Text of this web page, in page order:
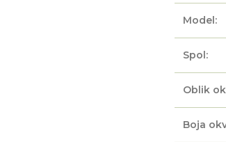
Model:
Spol:
Oblik
Boja